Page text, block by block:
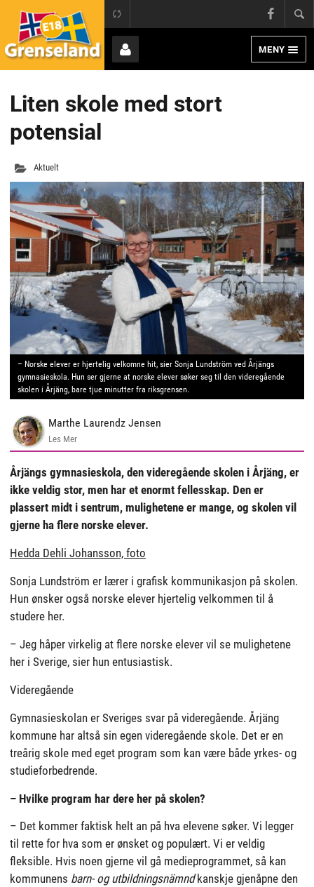
E18 Grenseland
Page
MENY
Liten skole med stort
potensial
Aktuelt
– Norske elever er hjertelig velkomne hit, sier Sonja Lundström ved Årjängs
gymnasieskola. Hun ser gjerne at norske elever søker seg til den videregående
skolen i Årjäng, bare tjue minutter fra riksgrensen.
Marthe Laurendz Jensen
Les Mer
Årjängs gymnasieskola, den videregående skolen i Årjäng, er
ikke veldig stor, men har et enormt fellesskap. Den er
plassert midt i sentrum, mulighetene er mange, og skolen vil
gjerne ha flere norske elever.
Hedda Dehli Johansson, foto
Sonja Lundström er lærer i grafisk kommunikasjon på skolen.
Hun ønsker også norske elever hjertelig velkommen til å
studere her.
– Jeg håper virkelig at flere norske elever vil se mulighetene
her i Sverige, sier hun entusiastisk.
Videregående
Gymnasieskolan er Sveriges svar på videregående. Årjäng
kommune har altså sin egen videregående skole. Det er en
treårig skole med eget program som kan være både yrkes- og
studieforbedrende.
– Hvilke program har dere her på skolen?
– Det kommer faktisk helt an på hva elevene søker. Vi legger
til rette for hva som er ønsket og populært. Vi er veldig
fleksible. Hvis noen gjerne vil gå medieprogrammet, så kan
kommunens barn- og utbildningsnämndkanskje gjenåpne den